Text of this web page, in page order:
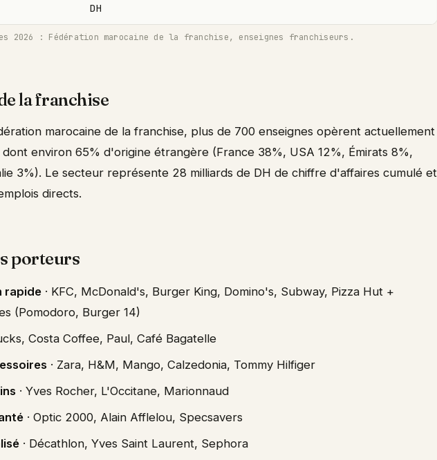
DH
2026 : Fédération marocaine de la franchise, enseignes franchiseurs.
la franchise
marocaine de la franchise, plus de 700 enseignes opèrent actuellement
environ 65% d'origine étrangère (France 38%, USA 12%, Émirats 8%,
3%). Le secteur représente 28 milliards de DH de chiffre d'affaires cumulé et
directs.
porteurs
rapide · KFC, McDonald's, Burger King, Domino's, Subway, Pizza Hut +
(Pomodoro, Burger 14)
Costa Coffee, Paul, Café Bagatelle
· Zara, H&M, Mango, Calzedonia, Tommy Hilfiger
· Yves Rocher, L'Occitane, Marionnaud
· Optic 2000, Alain Afflelou, Specsavers
· Décathlon, Yves Saint Laurent, Sephora